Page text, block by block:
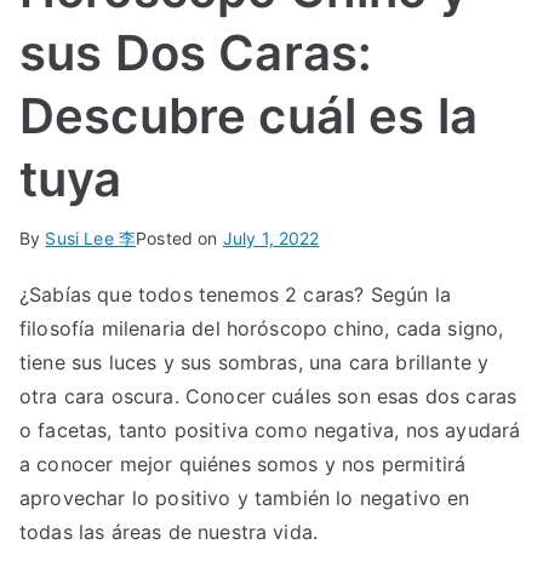
sus Dos Caras:
Descubre cuál es la
tuya
By Susi Lee 李Posted on July 1, 2022
¿Sabías que todos tenemos 2 caras? Según la
filosofía milenaria del horóscopo chino, cada signo,
tiene sus luces y sus sombras, una cara brillante y
otra cara oscura. Conocer cuáles son esas dos caras
o facetas, tanto positiva como negativa, nos ayudará
a conocer mejor quiénes somos y nos permitirá
aprovechar lo positivo y también lo negativo en
todas las áreas de nuestra vida.